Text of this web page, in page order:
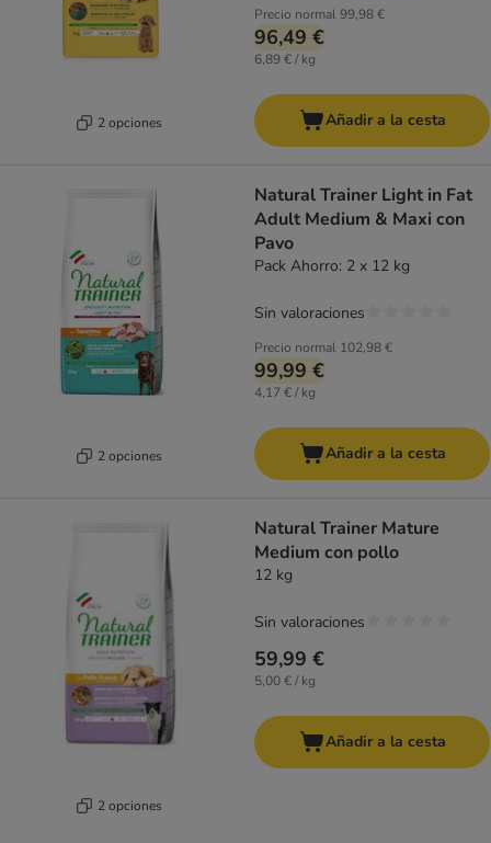
2 opciones
Precio normal99,98 €
96,49 €
6,89 € / kg
Añadir a la cesta
2 opciones
Natural Trainer Light in Fat
Adult Medium & Maxi con
Pavo
Pack Ahorro: 2 x 12 kg
Precio normal 102,98 €
99,99 €
4,17 € / kg
Sin valoraciones
Añadir a la cesta
2 opciones
Natural Trainer Mature
Medium con pollo
12 kg
59,99 €
5,00 € / kg
Sin valoraciones
Añadir a la cesta